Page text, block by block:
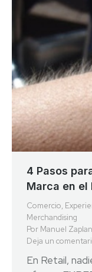
4 Pasos
Marca en el
Comercio,
Merchandising
Por Manuel
Deja un
En Retail,